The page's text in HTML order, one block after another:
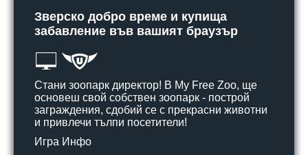
Зверско добро време и купища
забавление във вашият браузър
Стани зоопарк директор! В My Free Zoo, ще
основеш свой собствен зоопарк - построй
заграждения, сдобий се с прекрасни животни
и привлечи тълпи посетители!
Игра Инфо